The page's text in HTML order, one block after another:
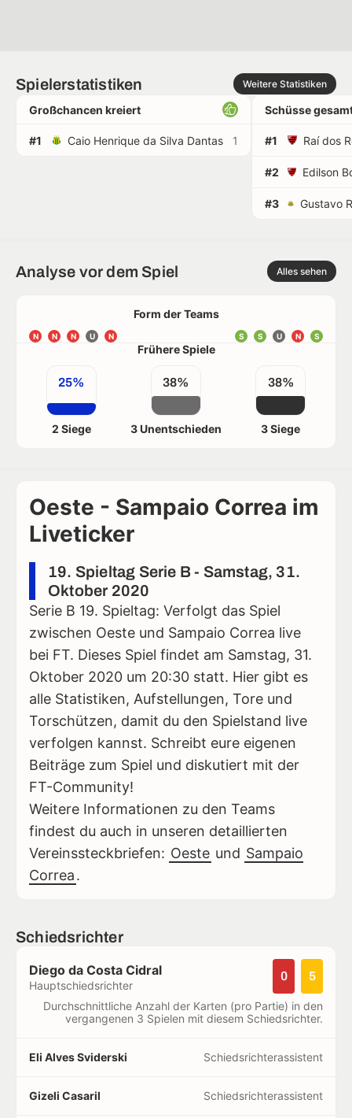
Spielerstatistiken Weitere Statistiken
Großchancen kreiert
#1 Caio Henrique da Silva Dantas 1
Schüsse
#1 Raí dos
#2
#3
Analyse vor dem Spiel Alles sehen
Form der Teams
N N N U N S
N
U
S
S
Frühere Spiele
25%
2 Siege
38%
3 Unentschieden
38%
3 Siege
Oeste - Sampaio Correa im
Liveticker
19. Spieltag Serie B - Samstag, 31.
Oktober 2020
Serie B 19. Spieltag: Verfolgt das Spiel
zwischen Oeste und Sampaio Correa live
bei FT. Dieses Spiel findet am Samstag, 31.
Oktober 2020 um 20:30 statt. Hier gibt es
alle Statistiken, Aufstellungen, Tore und
Torschützen, damit du den Spielstand live
verfolgen kannst. Schreibt eure eigenen
Beiträge zum Spiel und diskutiert mit der
FT-Community!
Weitere Informationen zu den Teams
findest du auch in unseren detaillierten
Vereinssteckbriefen: Oeste und Sampaio
Correa.
Schiedsrichter
Diego da Costa Cidral
Hauptschiedsrichter
0 5
Durchschnittliche Anzahl der Karten (pro Partie) in den
vergangenen 3 Spielen mit diesem Schiedsrichter.
Eli Alves Sviderski Schiedsrichterassistent
Gizeli Casaril Schiedsrichterassistent